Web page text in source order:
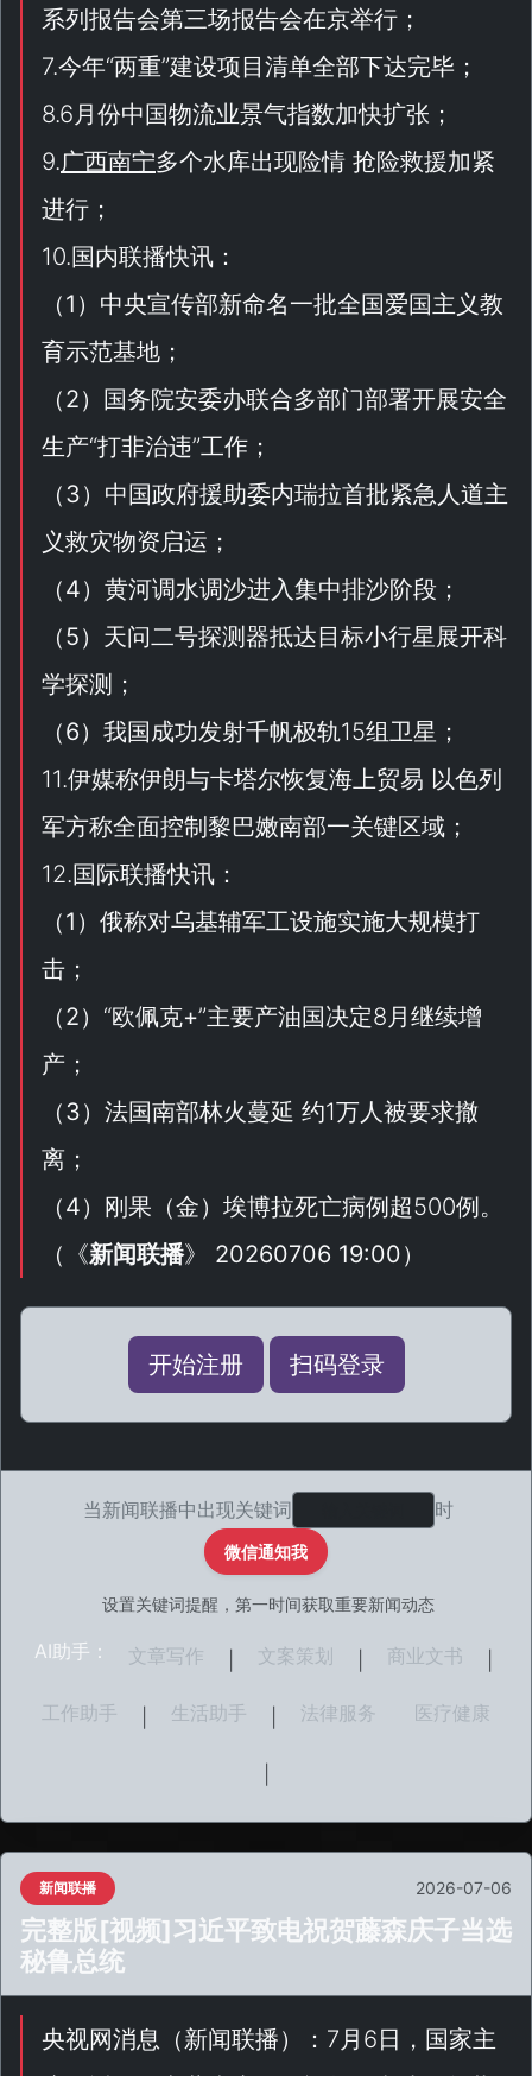
系列报告会第三场报告会在京举行；
7.今年“两重”建设项目清单全部下达完毕；
8.6月份中国物流业景气指数加快扩张；
9.广西南宁多个水库出现险情 抢险救援加紧
进行；
10.国内联播快讯：
（1 ）中央宣传部新命名一批全国爱国主义教
育示范基地；
（2）国务院安委办联合多部门部署开展安全
生产“打非治违”工作；
（3）中国政府援助委内瑞拉首批紧急人道主
义救灾物资启运；
（4）黄河调水调沙进入集中排沙阶段；
（5）天问二号探测器抵达目标小行星展开科
学探测；
（6）我国成功发射千帆极轨15组卫星；
11.伊媒称伊朗与卡塔尔恢复海上贸易 以色列
军方称全面控制黎巴嫩南部一关键区域；
12.国际联播快讯：
（1 ）俄称对乌基辅军工设施实施大规模打
击；
（2）“欧佩克+”主要产油国决定8月继续增
产；
（3）法国南部林火蔓延 约1万人被要求撤
离；
（4）刚果（金）埃博拉死亡病例超500例。
（ 《新闻联播》 20260706 19:00）
开始注册 扫码登录
当新闻联播中出现关键词 时
微信通知我
设置关键词提醒，第一时间获取重要新闻动态
AI助手： 文章写作 文案策划 商业文书
工作助手 生活助手 法律服务 医疗健康
新闻联播 2026-07-06
完整版[视频]习近平致电祝贺藤森庆子当选
秘鲁总统
央视网消息（新闻联播）：7月6日，国家主